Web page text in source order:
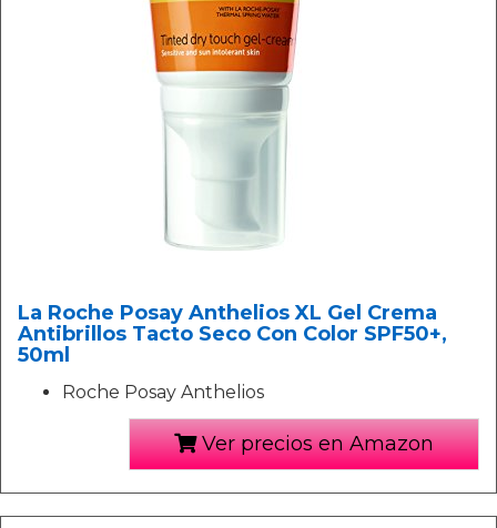
La Roche Posay Anthelios XL Gel Crema
Antibrillos Tacto Seco Con Color SPF50+,
50ml
Roche Posay Anthelios
Ver precios en Amazon